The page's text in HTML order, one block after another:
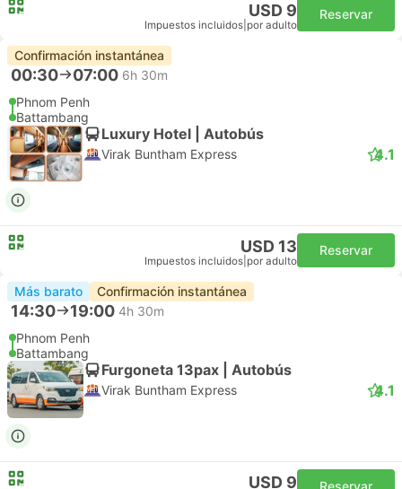
USD 9
Impuestos incluidos por adulto
Reservar
Confirmación instantánea
00:30 07:00 6h 30m
Phnom Penh
Battambang
Luxury Hotel | Autobús
Virak Buntham Express 4.1
USD 13
Impuestos incluidos por adulto
Reservar
Más barato Confirmación instantánea
14:30 19:00 4h 30m
Phnom Penh
Battambang
Furgoneta 13pax | Autobús
Virak Buntham Express 4.1
USD 9 Reservar